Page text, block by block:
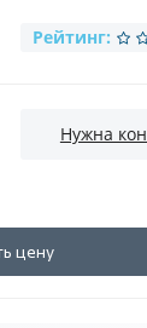
Рейтинг:
Нужна
цену